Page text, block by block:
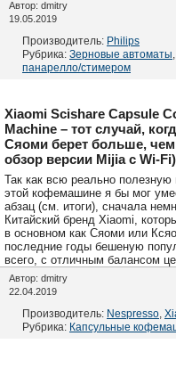
Автор: dmitry
19.05.2019
Производитель: Philips
Рубрика: Зерновые автоматы
панарелло/стимером
Xiaomi Scishare Capsule
Machine – тот случай,
Сяоми берет больше,
обзор версии Mijia с Wi-Fi)
Так как всю реально
этой кофемашине я бы мог
абзац (см. итоги), сначала
Китайский бренд Xiaomi,
в основном как Сяоми или
последние годы бешеную
всего, с отличным балансом
Автор: dmitry
22.04.2019
Производитель: Nespresso
Рубрика: Капсульные